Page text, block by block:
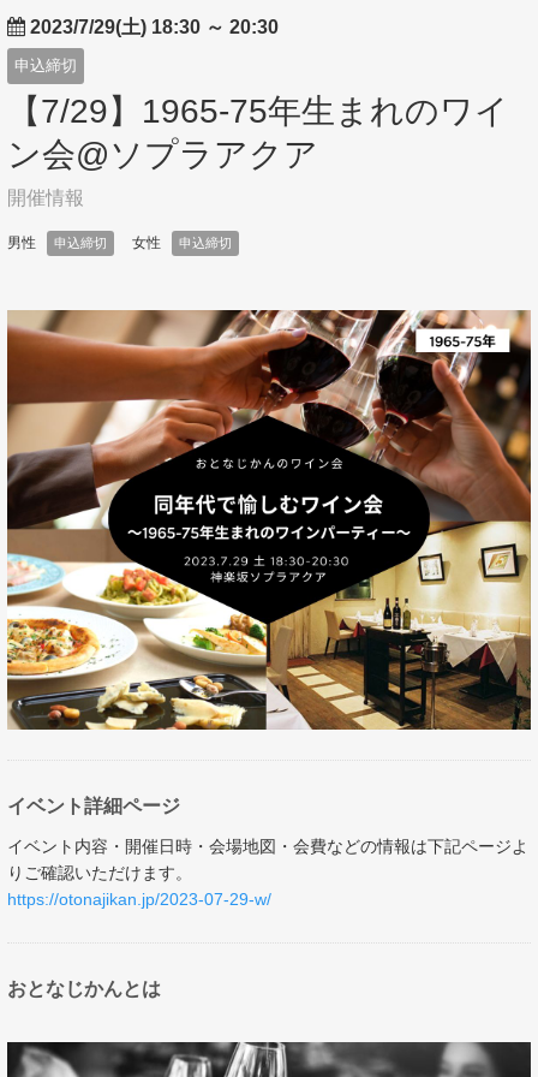
2023/7/29(土) 18:30 ～ 20:30
申込締切
【7/29】1965-75年生まれのワイ
ン会@ソプラアクア
開催情報
男性 申込締切 女性 申込締切
イベント詳細ページ
イベント内容・開催日時・会場地図・会費などの情報は下記ページよ
りご確認いただけます。
https://otonajikan.jp/2023-07-29-w/​​​​​​​
おとなじかんとは